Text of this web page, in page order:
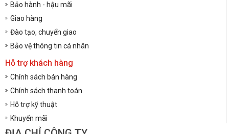
Bảo hành - hậu mãi
Giao hàng
Đào tạo, chuyển giao
Bảo vệ thông tin cá nhân
Hỗ trợ khách hàng
Chính sách bán hàng
Chính sách thanh toán
Hỗ trợ kỹ thuật
Khuyến mãi